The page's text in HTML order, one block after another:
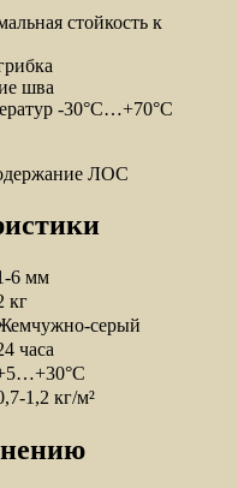
стойкость к
шва
-30°C…+70°C
ЛОС
6 мм
кг
серый
часа
1,2 кг/м²